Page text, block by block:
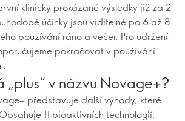
klinicky prokázané výsledky již za 2
účinky jsou viditelné po 6 až 8
používání ráno a večer. Pro udržení
pokračovat v používání
„plus“ v názvu Novage+?
představuje další výhody, které
11 bioaktivních technologií,